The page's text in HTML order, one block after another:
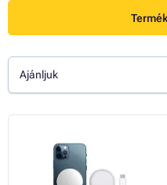
Ajánljuk